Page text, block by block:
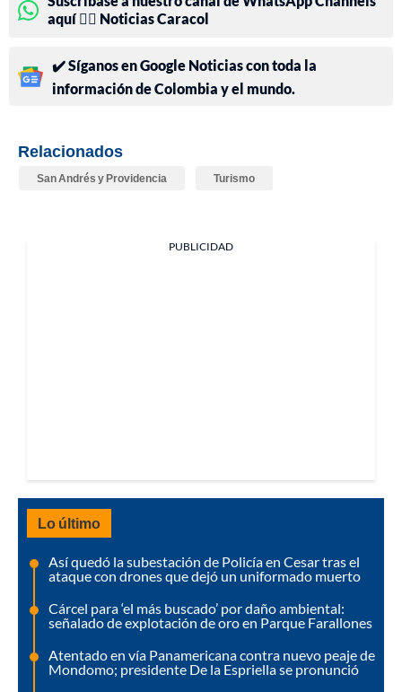
aquí 👉🏻 Noticias Caracol
✔️ Síganos en Google Noticias con toda la
información de Colombia y el mundo.
Relacionados
San Andrés y Providencia Turismo
PUBLICIDAD
Lo último
Así quedó la subestación de Policía en Cesar tras el
ataque con drones que dejó un uniformado muerto
Cárcel para ‘el más buscado’ por daño ambiental:
señalado de explotación de oro en Parque Farallones
Atentado en vía Panamericana contra nuevo peaje de
Mondomo; presidente De la Espriella se pronunció